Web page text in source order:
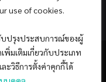
use of cookies.
บปรุงประสบการณ์ของผู้
พิ่มเติมเกี่ยวกับประเภท
ะวิธีการตั้งค่าคุกกี้ได้